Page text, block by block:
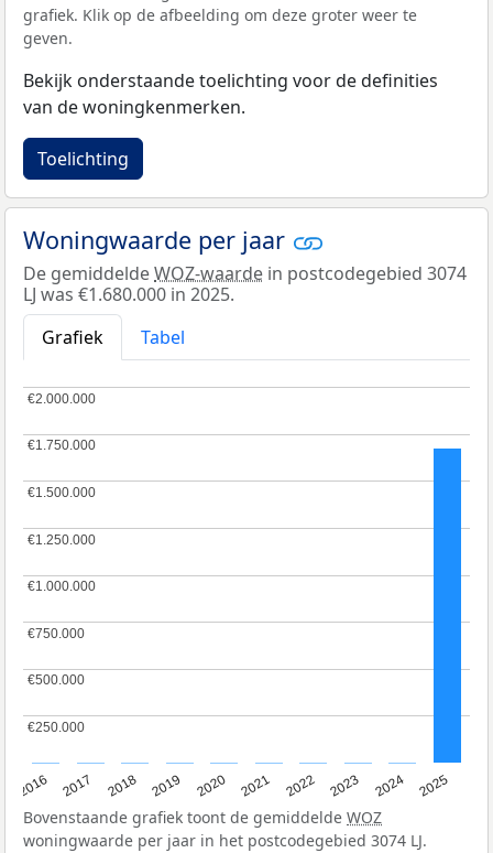
grafiek. Klik op de afbeelding om deze groter weer te
geven.
Bekijk onderstaande toelichting voor de definities
van de woningkenmerken.
Toelichting
Woningwaarde per jaar
De gemiddeldeWOZ-waarde in postcodegebied 3074
LJ was €1.680.000 in 2025.
Grafiek
Tabel
2016 2017 2018 2019 2020 2021 2022 2023 2024 2025
€250.000
€250.000
€500.000
€500.000
€750.000
€750.000
€1.000.000
€1.000.000
€1.250.000
€1.250.000
€1.500.000
€1.500.000
€1.750.000
€1.750.000
€2.000.000
€2.000.000
Bovenstaande grafiek toont de gemiddelde WOZ
woningwaarde per jaar in het postcodegebied 3074 LJ.